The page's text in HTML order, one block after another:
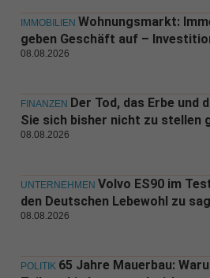
IMMOBILIEN Wohnungsmarkt:
geben Geschäft auf –
08.08.2026
FINANZEN Der Tod, das Erbe und
Sie sich bisher nicht zu stellen
08.08.2026
UNTERNEHMEN Volvo ES90 im
den Deutschen Lebewohl zu
08.08.2026
POLITIK 65 Jahre Mauerbau: